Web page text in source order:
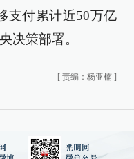
支付累计近50万亿
决策部署。
[ 责编：杨亚楠 ]